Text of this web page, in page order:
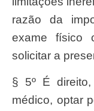
razão da
exame físico
solicitar a
§ 5º É
médico, optar